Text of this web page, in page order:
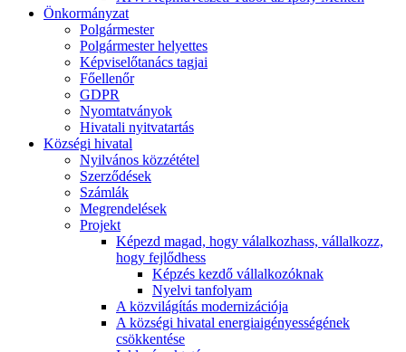
Önkormányzat
Polgármester
Polgármester helyettes
Képviselőtanács tagjai
Főellenőr
GDPR
Nyomtatványok
Hivatali nyitvatartás
Községi hivatal
Nyilvános közzététel
Szerződések
Számlák
Megrendelések
Projekt
Képezd magad, hogy válalkozhass, vállalkozz,
hogy fejlődhess
Képzés kezdő vállalkozóknak
Nyelvi tanfolyam
A közvilágítás modernizációja
A községi hivatal energiaigényességének
csökkentése